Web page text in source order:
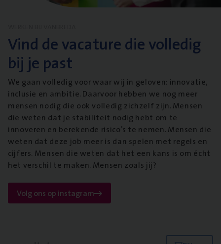
Vind de vacature die volledig
bij je past
We gaan volledig voor waar wij in geloven: innovatie,
inclusie en ambitie. Daarvoor hebben we nog meer
mensen nodig die ook volledig zichzelf zijn. Mensen
die weten dat je stabiliteit nodig hebt om te
innoveren en berekende risico’s te nemen. Mensen die
weten dat deze job meer is dan spelen met regels en
cijfers. Mensen die weten dat het een kans is om écht
het verschil te maken. Mensen zoals jij?
Volg ons op instagram